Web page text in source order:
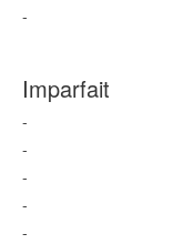
-
Imparfait
-
-
-
-
-